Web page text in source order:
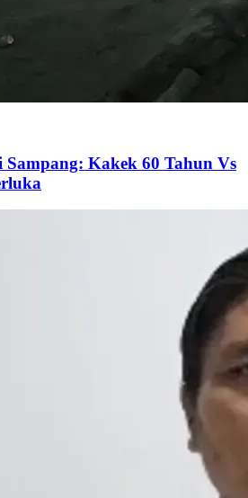
Kakek 60 Tahun Vs